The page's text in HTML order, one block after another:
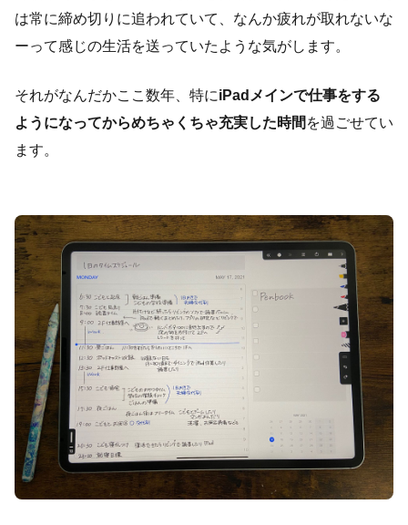
は常に締め切りに追われていて、なんか疲れが取れないな
ーって感じの生活を送っていたような気がします。
それがなんだかここ数年、特にiPadメインで仕事をする
ようになってからめちゃくちゃ充実した時間 を過ごせてい
ます。